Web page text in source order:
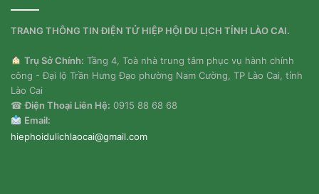
TRANG THÔNG TIN ĐIỆN TỬ HIỆP HỘI DU LỊCH TỈNH LÀO CAI.
Trụ Sở Chính: Tầng 4, Toà nhà trung tâm phục vụ hành chính
công - Đại lộ Trần Hưng Đạo phường Nam Cường, TP Lào Cai, tỉnh
Lào Cai
☎Điện Thoại Liên Hệ: 0915 88 68 68
Email:
hiephoidulichlaocai@gmail.com